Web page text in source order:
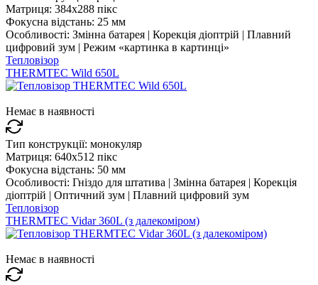
Матриця: 384x288 пікс
Фокусна відстань: 25 мм
Особливості: Змінна батарея | Корекція діоптрій | Плавний
цифровий зум | Режим «картинка в картинці»
Тепловізор
THERMTEC Wild 650L
Немає в наявності
Тип конструкції: монокуляр
Матриця: 640x512 пікс
Фокусна відстань: 50 мм
Особливості: Гніздо для штатива | Змінна батарея | Корекція
діоптрій | Оптичний зум | Плавний цифровий зум
Тепловізор
THERMTEC Vidar 360L (з далекоміром)
Немає в наявності